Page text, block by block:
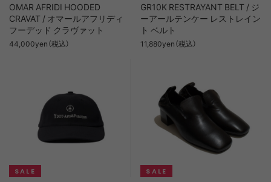
OMAR AFRIDI HOODED
CRAVAT / オマールアフリディ
フーデッド クラヴァット
44,000yen（税込）
GR10K RESTRAYANT BELT / ジ
ーアールテンケー レストレイン
ト ベルト
11,880yen（税込）